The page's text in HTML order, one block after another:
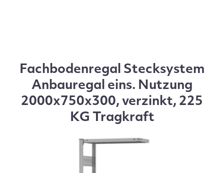
Fachbodenregal Stecksystem
Anbauregal eins. Nutzung
2000x750x300, verzinkt, 225
KG Tragkraft